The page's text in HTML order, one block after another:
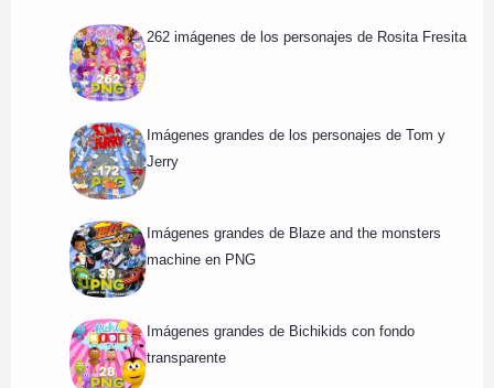
262 imágenes de los personajes de Rosita Fresita
Imágenes grandes de los personajes de Tom y
Jerry
Imágenes grandes de Blaze and the monsters
machine en PNG
Imágenes grandes de Bichikids con fondo
transparente